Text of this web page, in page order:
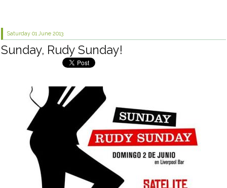
Saturday 01 June 2013
Sunday, Rudy Sunday!